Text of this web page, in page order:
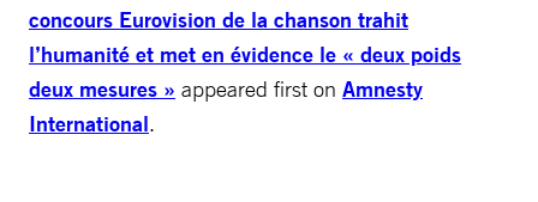
concours Eurovision de la chanson trahit
l’humanité et met en évidence le « deux poids
deux mesures » appeared first on Amnesty
International.